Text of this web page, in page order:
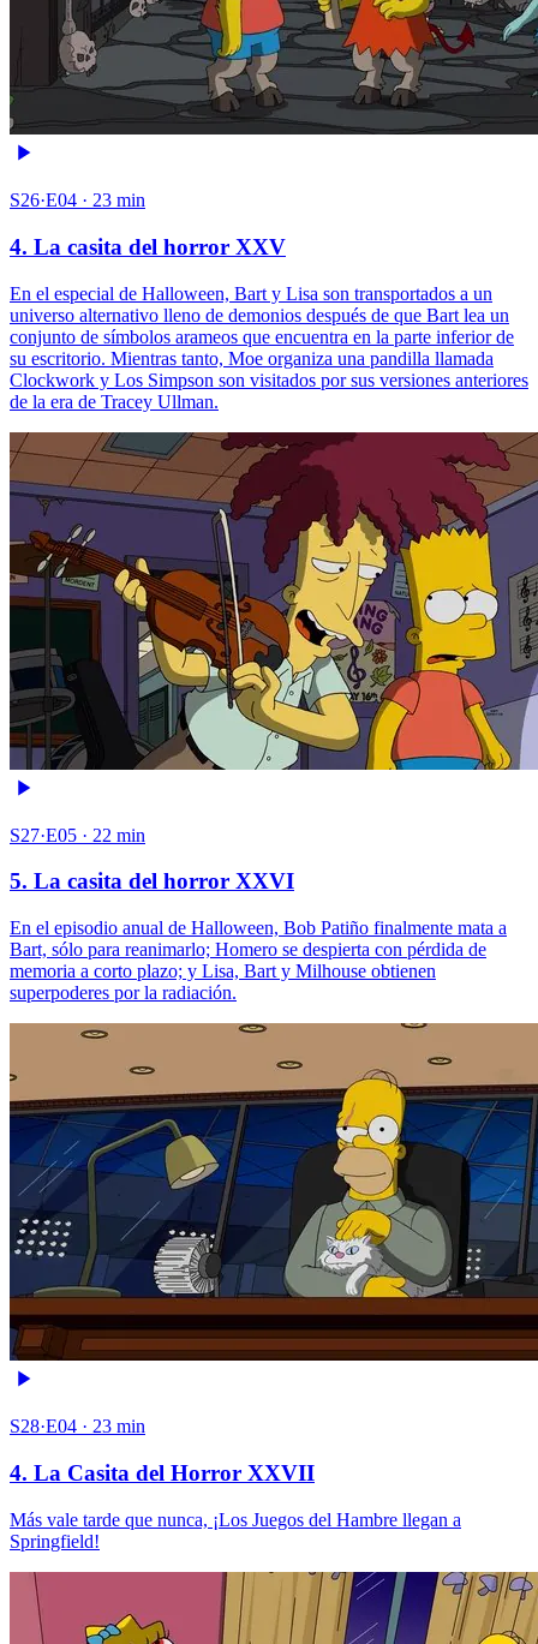
S26·E04 · 23 min
4. La casita del horror XXV
En el especial de Halloween, Bart y Lisa son transportados a un
universo alternativo lleno de demonios después de que Bart lea un
conjunto de símbolos arameos que encuentra en la parte inferior de
su escritorio. Mientras tanto, Moe organiza una pandilla llamada
Clockwork y Los Simpson son visitados por sus versiones anteriores
de la era de Tracey Ullman.
S27·E05 · 22 min
5. La casita del horror XXVI
En el episodio anual de Halloween, Bob Patiño finalmente mata a
Bart, sólo para reanimarlo; Homero se despierta con pérdida de
memoria a corto plazo; y Lisa, Bart y Milhouse obtienen
superpoderes por la radiación.
S28·E04 · 23 min
4. La Casita del Horror XXVII
Más vale tarde que nunca, ¡Los Juegos del Hambre llegan a
Springfield!